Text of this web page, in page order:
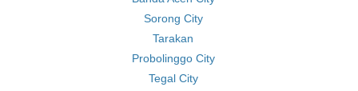
Sorong City
Tarakan
Probolinggo City
Tegal City